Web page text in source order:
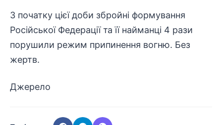
З початку цієї доби збройні формування
Російської Федерації та її найманці 4 рази
порушили режим припинення вогню. Без
жертв.
Джерело